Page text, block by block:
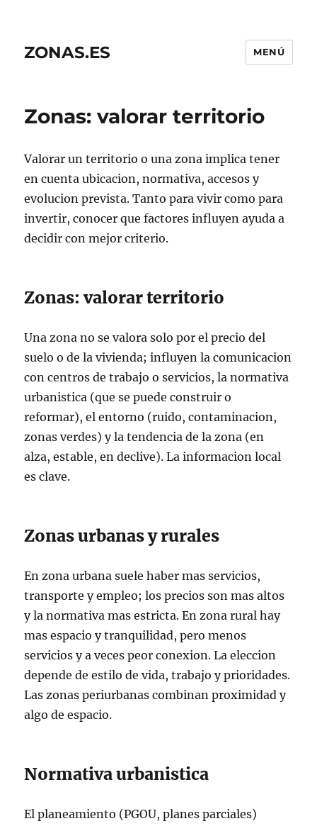
ZONAS.ES MENÚ
Zonas: valorar territorio
Valorar un territorio o una zona implica tener
en cuenta ubicacion, normativa, accesos y
evolucion prevista. Tanto para vivir como para
invertir, conocer que factores influyen ayuda a
decidir con mejor criterio.
Zonas: valorar territorio
Una zona no se valora solo por el precio del
suelo o de la vivienda; influyen la comunicacion
con centros de trabajo o servicios, la normativa
urbanistica (que se puede construir o
reformar), el entorno (ruido, contaminacion,
zonas verdes) y la tendencia de la zona (en
alza, estable, en declive). La informacion local
es clave.
Zonas urbanas y rurales
En zona urbana suele haber mas servicios,
transporte y empleo; los precios son mas altos
y la normativa mas estricta. En zona rural hay
mas espacio y tranquilidad, pero menos
servicios y a veces peor conexion. La eleccion
depende de estilo de vida, trabajo y prioridades.
Las zonas periurbanas combinan proximidad y
algo de espacio.
Normativa urbanistica
El planeamiento (PGOU, planes parciales)